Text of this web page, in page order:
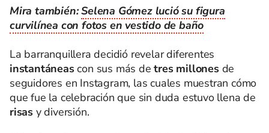
Mira también:Selena Gómez lució su figura
curvilínea con fotos en vestido de baño
La barranquillera decidió revelar diferentes
instantáneascon sus más detres millonesde
seguidores en Instagram, las cuales muestran cómo
que fue la celebración que sin duda estuvo llena de
risas y diversión.